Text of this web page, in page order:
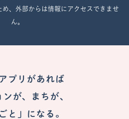
、外部からは情報にアクセスできませ
ん。
プリがあれば
が、まちが、
と」になる。